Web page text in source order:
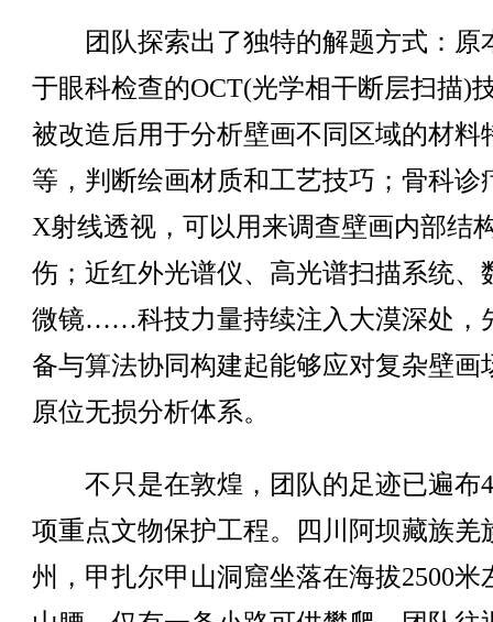
团队探索出了独特的解题方式：原
于眼科检查的OCT(光学相干断层扫描)
被改造后用于分析壁画不同区域的材料
等，判断绘画材质和工艺技巧；骨科诊
X射线透视，可以用来调查壁画内部结
伤；近红外光谱仪、高光谱扫描系统、
微镜……科技力量持续注入大漠深处，
备与算法协同构建起能够应对复杂壁画
原位无损分析体系。
不只是在敦煌，团队的足迹已遍布
项重点文物保护工程。四川阿坝藏族羌
州，甲扎尔甲山洞窟坐落在海拔2500米